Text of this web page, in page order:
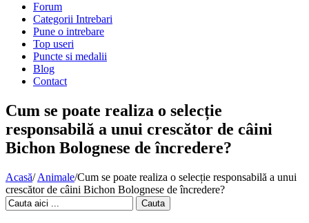
Forum
Categorii Intrebari
Pune o intrebare
Top useri
Puncte si medalii
Blog
Contact
Cum se poate realiza o selecție
responsabilă a unui crescător de câini
Bichon Bolognese de încredere?
Acasă/ Animale/Cum se poate realiza o selecție responsabilă a unui
crescător de câini Bichon Bolognese de încredere?
Cauta